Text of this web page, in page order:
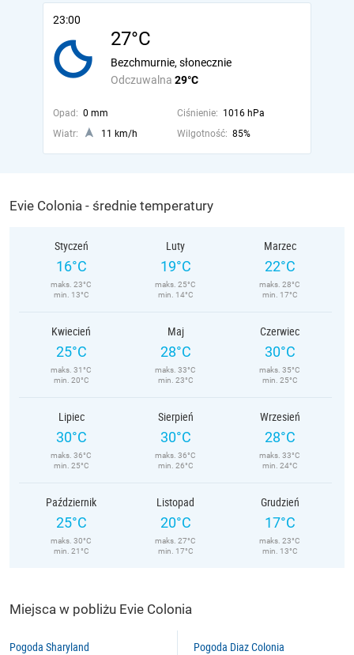
23:00
27°C
Odczuwalna 29°C
Bezchmurnie, słonecznie
Opad: 0 mm Ciśnienie: 1016 hPa
Wiatr:
11 km/h Wilgotność: 85%
Evie Colonia - średnie temperatury
Styczeń
16°C
maks. 23°C
min. 13°C
Luty
19°C
maks. 25°C
min. 14°C
Marzec
22°C
maks. 28°C
min. 17°C
Kwiecień
25°C
maks. 31°C
min. 20°C
Maj
28°C
maks. 33°C
min. 23°C
Czerwiec
30°C
maks. 35°C
min. 25°C
Lipiec
30°C
maks. 36°C
min. 25°C
Sierpień
30°C
maks. 36°C
min. 26°C
Wrzesień
28°C
maks. 33°C
min. 24°C
Październik
25°C
maks. 30°C
min. 21°C
Listopad
20°C
maks. 27°C
min. 17°C
Grudzień
17°C
maks. 23°C
min. 13°C
Miejsca w pobliżu Evie Colonia
Pogoda Sharyland Pogoda Diaz Colonia